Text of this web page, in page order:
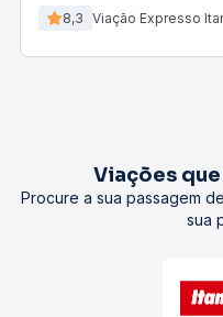
8,3 Viação Expresso
Viações
Procure a sua passagem
sua